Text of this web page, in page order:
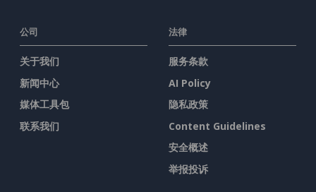
公司
关于我们
新闻中心
媒体工具包
联系我们
法律
服务条款
AI Policy
隐私政策
Content Guidelines
安全概述
举报投诉